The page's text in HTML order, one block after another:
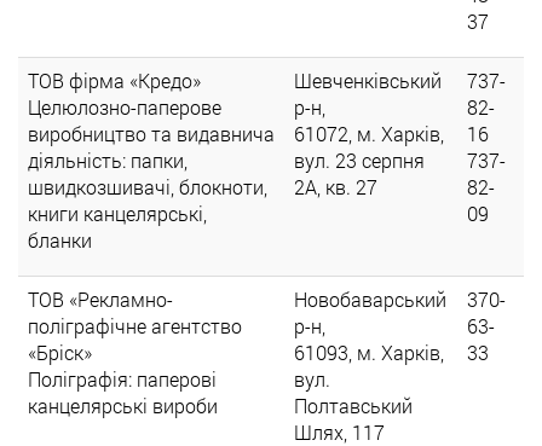
37
ТОВ фірма «Кредо»
Целюлозно-паперове
виробництво та видавнича
діяльність: папки,
швидкозшивачі, блокноти,
книги канцелярські,
бланки
Шевченківський
р-н,
61072, м. Харків,
вул. 23 серпня
2А, кв. 27
737-
82-
16
737-
82-
09
ТОВ «Рекламно-
поліграфічне агентство
«Бріск»
Поліграфія: паперові
канцелярські вироби
Новобаварський
р-н,
61093, м. Харків,
вул.
Полтавський
Шлях, 117
370-
63-
33